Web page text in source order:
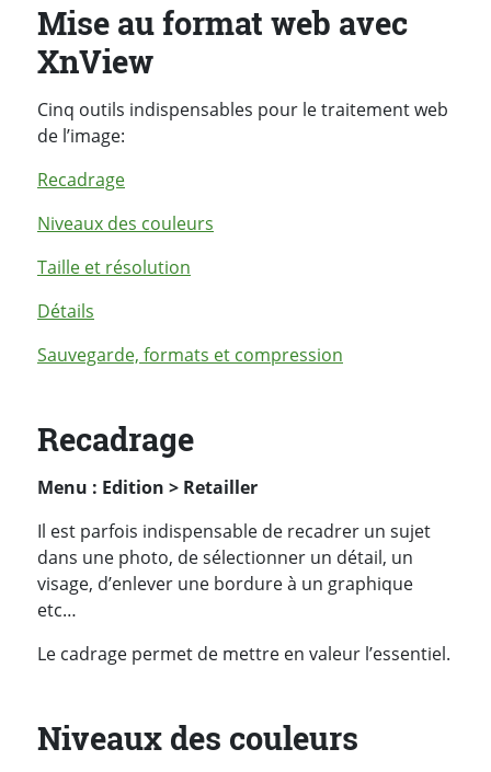
Mise au format web avec
XnView
Cinq outils indispensables pour le traitement web
de l’image:
Recadrage
Niveaux des couleurs
Taille et résolution
Détails
Sauvegarde, formats et compression
Recadrage
Menu : Edition > Retailler
Il est parfois indispensable de recadrer un sujet
dans une photo, de sélectionner un détail, un
visage, d’enlever une bordure à un graphique
etc…
Le cadrage permet de mettre en valeur l’essentiel.
Niveaux des couleurs